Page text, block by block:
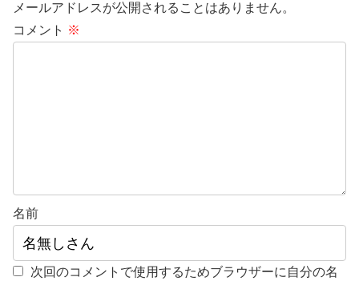
メールアドレスが公開されることはありません。
コメント ※
名前
次回のコメントで使用するためブラウザーに自分の名